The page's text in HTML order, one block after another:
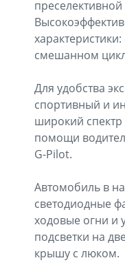
смешанном
Для удобства
спортивный и
широкий
помощи
G-Pilot.
Автомобиль в
светодиодные
ходовые огни и
подсветки на
крышу с люком.